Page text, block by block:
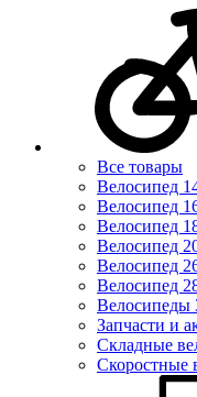
Все товары
Велосипед
Велосипед
Велосипед
Велосипед
Велосипед
Велосипед
Велосипеды
Запчасти и
Складные
Скоростные